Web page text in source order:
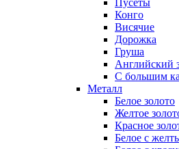
Пусеты
Конго
Висячие
Дорожка
Груша
Английский
С большим
Металл
Белое золото
Желтое
Красное
Белое с